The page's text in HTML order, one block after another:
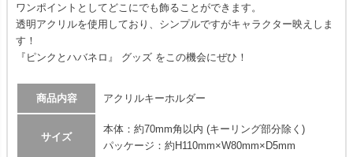
ワンポイントとしてどこにでも飾ることができます。
透明アクリルを使用しており、シンプルですがキャラクター映えしま
す！
『ピンクとハバネロ』 グッズ をこの機会にぜひ！
商品内容 アクリルキーホルダー
サイズ
本体：約70mm角以内 (キーリング部分除く)
パッケージ：約H110mm×W80mm×D5mm